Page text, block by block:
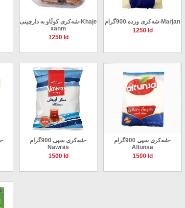
شەکری کوڵاو بە دارچینی-Khaje
xanm
1250 Id
شەکری وردە 900گرام-Marjan
1250 Id
شەکری سپی 900گرام-
Nawras
1500 Id
شەکری سپى 900گرام-
Altunsa
1500 Id